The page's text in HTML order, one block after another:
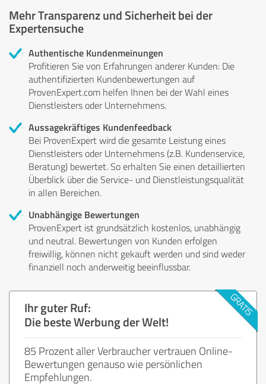
Mehr Transparenz und Sicherheit bei der
Expertensuche
Authentische Kundenmeinungen
Profitieren Sie von Erfahrungen anderer Kunden: Die
authentifizierten Kundenbewertungen auf
ProvenExpert.com helfen Ihnen bei der Wahl eines
Dienstleisters oder Unternehmens.
Aussagekräftiges Kundenfeedback
Bei ProvenExpert wird die gesamte Leistung eines
Dienstleisters oder Unternehmens (z.B. Kundenservice,
Beratung) bewertet. So erhalten Sie einen detaillierten
Überblick über die Service- und Dienstleistungsqualität
in allen Bereichen.
Unabhängige Bewertungen
ProvenExpert ist grundsätzlich kostenlos, unabhängig
und neutral. Bewertungen von Kunden erfolgen
freiwillig, können nicht gekauft werden und sind weder
finanziell noch anderweitig beeinflussbar.
Ihr guter Ruf:
Die beste Werbung der Welt!
85 Prozent aller Verbraucher vertrauen Online-
Bewertungen genauso wie persönlichen
Empfehlungen.